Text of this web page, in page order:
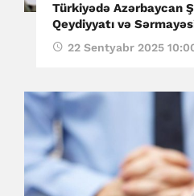
Türkiyədə Azərbaycan
Qeydiyyatı və
22 Sentyabr 2025